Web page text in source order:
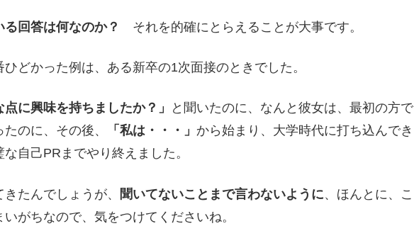
回答は何なのか？ それを的確にとらえることが大事です。
どかった例は、ある新卒の1次面接のときでした。
点に興味を持ちましたか？」
と聞いたのに、なんと彼女は、最初の方で
のに、その後、
「私は・・・」 から始まり、大学時代に打ち込んでき
自己PRまでやり終えました。
たんでしょうが、 聞いてないことまで言わないように、ほんとに、こ
がちなので、気をつけてくださいね。